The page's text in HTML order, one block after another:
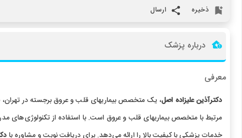
ذخیره ارسال
درباره پزشک
معرفی
دکترآذین علیزاده اصل، یک متخصص بیماریهای قلب و عروق برجسته در
مرتبط با متخصص بیماریهای قلب و عروق است. با استفاده از تکنولوژی‌های
خدمات پزشکی با کیفیت بالا را ارائه می‌دهد. برای دریافت نوبت و مشاوره با